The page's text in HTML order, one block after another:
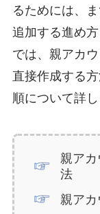
るためには、
追加する進め
では、親アカ
直接作成する
順について詳し
親ア
法
親ア